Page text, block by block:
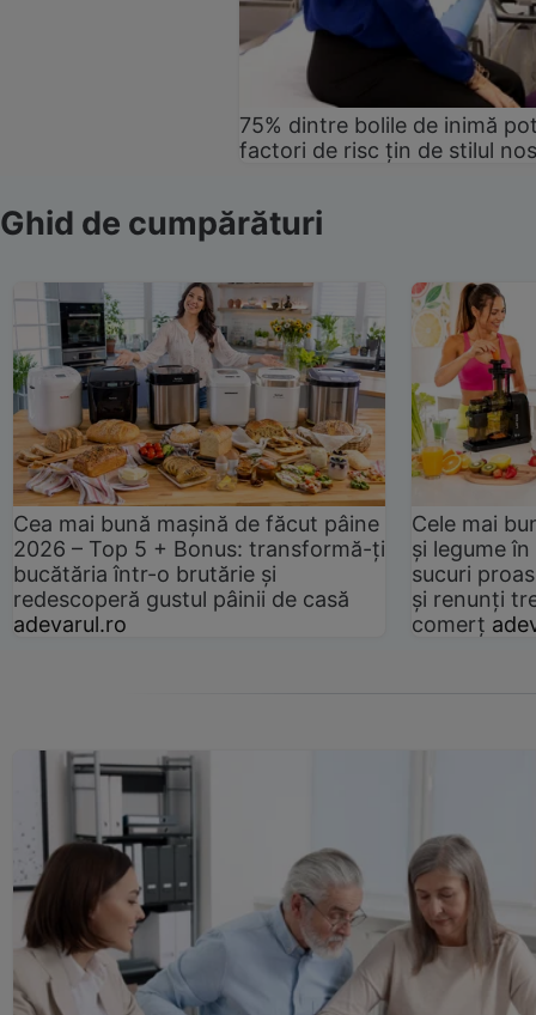
75% dintre bolile de inimă
factori de risc țin de stilul
Ghid de cumpărături
Cea mai bună mașină de făcut pâine
2026 – Top 5 + Bonus: transformă-ți
bucătăria într-o brutărie și
redescoperă gustul pâinii de casă
adevarul.ro
Cele mai
și legume
sucuri
și renunți
comerț